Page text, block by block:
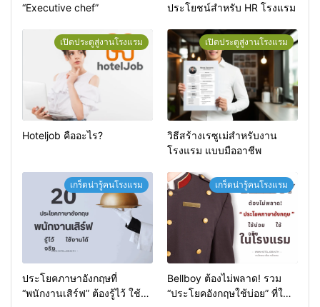
“Executive chef”
ประโยชน์สำหรับ HR โรงแรม
เปิดประตูสู่งานโรงแรม
Hoteljob คืออะไร?
เปิดประตูสู่งานโรงแรม
วิธีสร้างเรซูเม่สำหรับงาน
โรงแรม แบบมืออาชีพ
เกร็ดน่ารู้คนโรงแรม
ประโยคภาษาอังกฤษที่
“พนักงานเสิร์ฟ” ต้องรู้ไว้ ใช้
เกร็ดน่ารู้คนโรงแรม
Bellboy ต้องไม่พลาด! รวม
“ประโยคอังกฤษใช้บ่อย” ที่ใช้